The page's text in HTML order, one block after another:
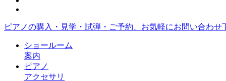
ピアノの購入・見学・試弾・ご予約、お気軽にお問い合わせ
ショールーム
案内
ピアノ
アクセサリ